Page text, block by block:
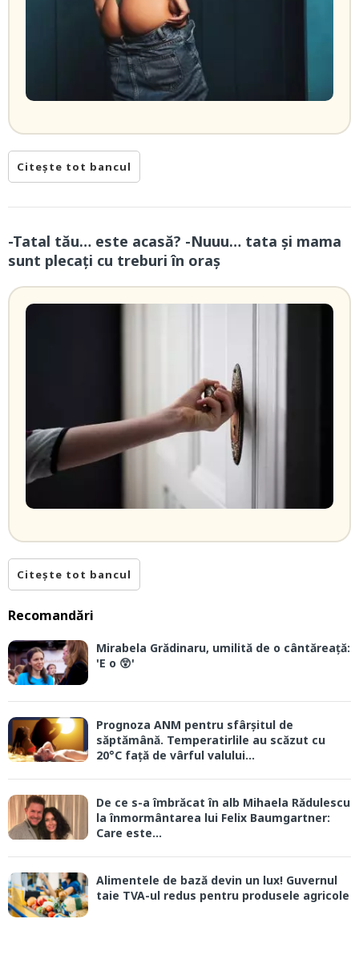
Citește tot bancul
-Tatal tău… este acasă? -Nuuu… tata și mama
sunt plecați cu treburi în oraș
Citește tot bancul
Recomandări
Mirabela Grădinaru, umilită de o cântăreață:
'E o 😲'
Prognoza ANM pentru sfârșitul de
săptămână. Temperatirlile au scăzut cu
20°C față de vârful valului...
De ce s-a îmbrăcat în alb Mihaela Rădulescu
la înmormântarea lui Felix Baumgartner:
Care este...
Alimentele de bază devin un lux! Guvernul
taie TVA-ul redus pentru produsele agricole